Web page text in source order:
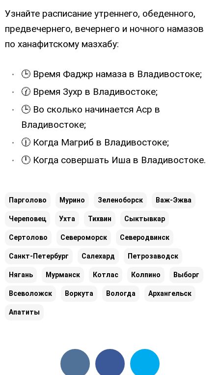
Узнайте расписание утреннего, обеденного,
предвечернего, вечернего и ночного намазов
по ханафитскому мазхабу:
🕒 Время Фаджр намаза в Владивостоке;
🕜 Время Зухр в Владивостоке;
🕒 Во сколько начинается Аср в
Владивостоке;
🕧 Когда Магриб в Владивостоке;
🕛 Когда совершать Иша в Владивостоке.
Парголово Мурино Зеленоборск Важ-Эжва
Череповец Ухта Тихвин Сыктывкар
Сертолово Североморск Северодвинск
Санкт-Петербург Салехард Петрозаводск
Нягань Мурманск Котлас Колпино Выборг
Всеволожск Воркута Вологда Архангельск
Апатиты